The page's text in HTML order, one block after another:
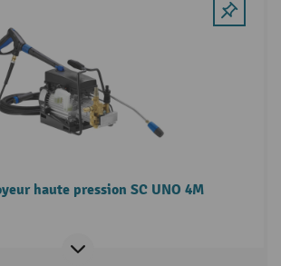
haute pression SC UNO 4M